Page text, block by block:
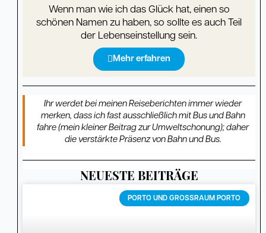
Wenn man wie ich das Glück hat, einen so
schönen Namen zu haben, so sollte es auch Teil
der Lebenseinstellung sein.
Mehr erfahren
Ihr werdet bei meinen Reiseberichten immer wieder
merken, dass ich fast ausschließlich mit Bus und Bahn
fahre (mein kleiner Beitrag zur Umweltschonung); daher
die verstärkte Präsenz von Bahn und Bus.
NEUESTE BEITRÄGE
PORTO UND GROSSRAUM PORTO
SeiteSeiteSeiteSeiteSeiteSeiteSeiteSeiteSeiteSeite
SeiteSeiteSeiteSeiteSeiteSeiteSeite
SeiteSeite